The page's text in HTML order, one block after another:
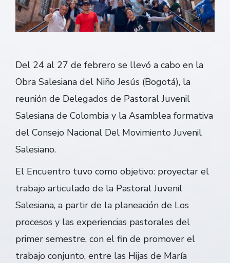
Del 24 al 27 de febrero se llevó a cabo en la
Obra Salesiana del Niño Jesús (Bogotá), la
reunión de Delegados de Pastoral Juvenil
Salesiana de Colombia y la Asamblea formativa
del Consejo Nacional Del Movimiento Juvenil
Salesiano.
El Encuentro tuvo como objetivo: proyectar el
trabajo articulado de la Pastoral Juvenil
Salesiana, a partir de la planeación de Los
procesos y las experiencias pastorales del
primer semestre, con el fin de promover el
trabajo conjunto, entre las Hijas de María